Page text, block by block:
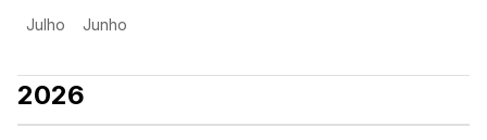
Julho Junho
2026